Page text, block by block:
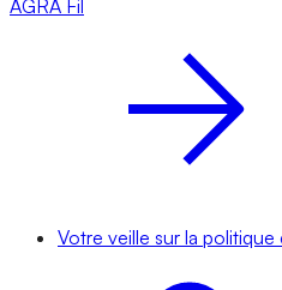
AGRA Fil
Votre veille sur la